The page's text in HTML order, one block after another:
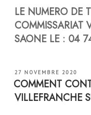
LE NUMERO DE
COMMISSARIAT
SAONE LE : 04
PUBLIÉ
LE
27 NOVEMBRE 2020
COMMENT
VILLEFRANCHE